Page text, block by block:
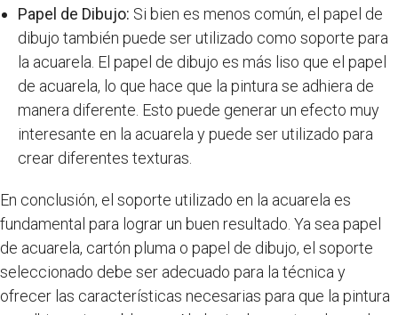
Papel de Dibujo: Si bien es menos común, el papel de
dibujo también puede ser utilizado como soporte para
la acuarela. El papel de dibujo es más liso que el papel
de acuarela, lo que hace que la pintura se adhiera de
manera diferente. Esto puede generar un efecto muy
interesante en la acuarela y puede ser utilizado para
crear diferentes texturas.
En conclusión, el soporte utilizado en la acuarela es
fundamental para lograr un buen resultado. Ya sea papel
de acuarela, cartón pluma o papel de dibujo, el soporte
seleccionado debe ser adecuado para la técnica y
ofrecer las características necesarias para que la pintura